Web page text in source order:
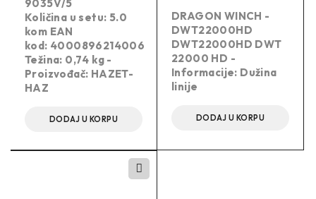
9035V/5
Količina u setu: 5.0
kom EAN
kod: 4000896214006
Težina: 0,74 kg -
Proizvođač: HAZET-
HAZ
DODAJ U KORPU
DRAGON WINCH -
DWT22000HD
DWT22000HD DWT
22000 HD -
Informacije: Dužina
linije
DODAJ U KORPU